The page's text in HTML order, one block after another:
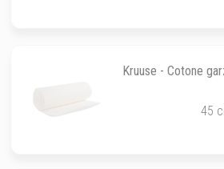
Kruuse - Cotone
45